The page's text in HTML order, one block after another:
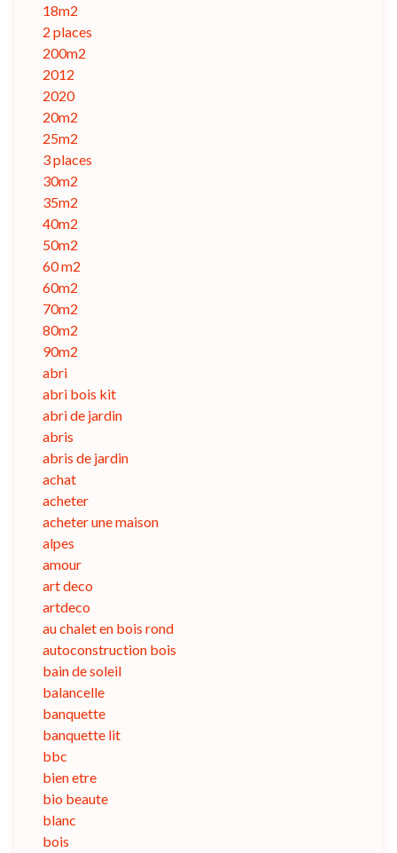
18m2
2 places
200m2
2012
2020
20m2
25m2
3 places
30m2
35m2
40m2
50m2
60 m2
60m2
70m2
80m2
90m2
abri
abri bois kit
abri de jardin
abris
abris de jardin
achat
acheter
acheter une maison
alpes
amour
art deco
artdeco
au chalet en bois rond
autoconstruction bois
bain de soleil
balancelle
banquette
banquette lit
bbc
bien etre
bio beaute
blanc
bois